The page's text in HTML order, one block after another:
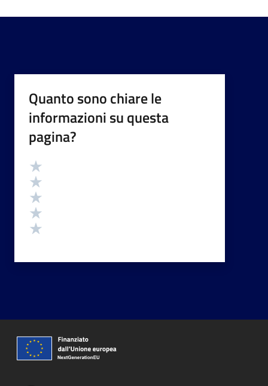
Quanto sono chiare le
informazioni su questa
pagina?
Valutazione